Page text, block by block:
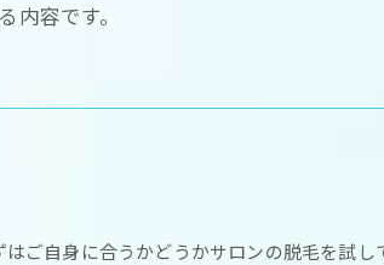
容です。
ご自身に合うかどうかサロンの脱毛を試し